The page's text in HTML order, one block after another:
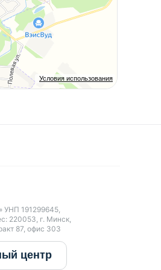
Условия использования
191299645,
220053, г. Минск,
87, офис 303
центр